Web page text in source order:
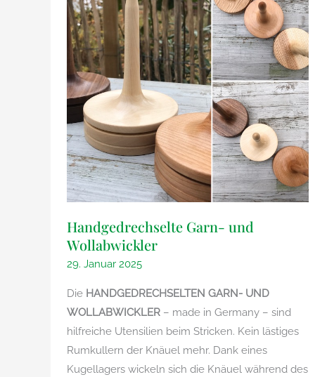
Handgedrechselte Garn- und
Wollabwickler
29. Januar 2025
Die HANDGEDRECHSELTEN GARN- UND
WOLLABWICKLER– made in Germany – sind
hilfreiche Utensilien beim Stricken. Kein lästiges
Rumkullern der Knäuel mehr. Dank eines
Kugellagers wickeln sich die Knäuel während des